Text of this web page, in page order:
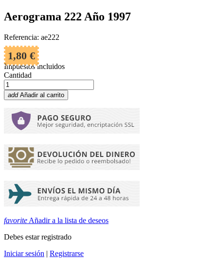
Aerograma 222 Año 1997
Referencia: ae222
1,80 €
Impuestos incluidos
Cantidad
add Añadir al carrito
favorite Añadir a la lista de deseos
Debes estar registrado
Iniciar sesión | Registrarse